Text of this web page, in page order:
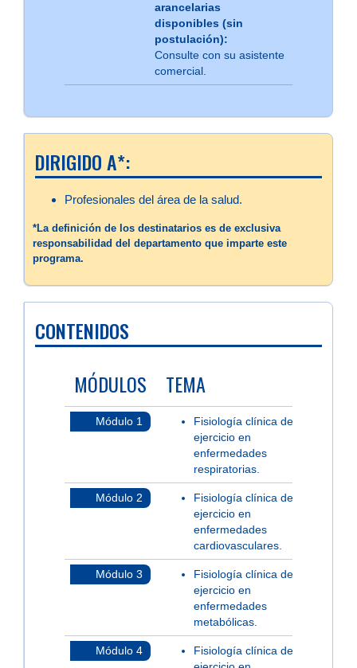
arancelarias
disponibles (sin
postulación):
Consulte con su asistente
comercial.
DIRIGIDO A*:
Profesionales del área de la salud.
*La definición de los destinatarios es de exclusiva
responsabilidad del departamento que imparte este
programa.
CONTENIDOS
MÓDULOS
TEMA
Módulo 1
Fisiología clínica del
ejercicio en
enfermedades
respiratorias.
Módulo 2
Fisiología clínica del
ejercicio en
enfermedades
cardiovasculares.
Módulo 3
Fisiología clínica del
ejercicio en
enfermedades
metabólicas.
Módulo 4
Fisiología clínica del